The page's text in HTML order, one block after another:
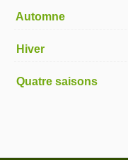
3 Automne
4 Hiver
5 Quatre saisons